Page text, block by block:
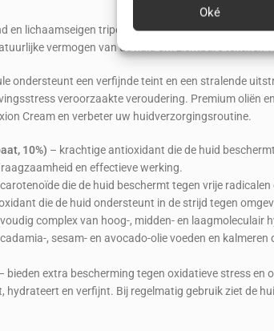
Verschillende apparaten
Zorg dragen voor
fouten opsporen,
Privacykeuzes opslaan
Oké
en lichaamseigen tripeptide, wordt in
vermogen van de huid om zichtbare
ondersteunt een verfijnde teint en een stralende
veroorzaakte veroudering. Premium oliën
Cream en verbeter uw huidverzorgingsroutine.
10%) – krachtige antioxidant die de huid
en effectieve werking.
die de huid beschermt tegen vrije
die de huid ondersteunt in de strijd tegen
complex van hoog-, midden- en
, sesam- en avocado-olie voeden en
bieden extra bescherming tegen oxidatieve stress en
hydrateert en verfijnt. Bij regelmatig gebruik ziet de